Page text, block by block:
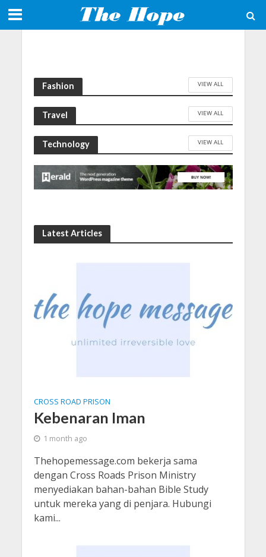
Fashion VIEW ALL
Travel VIEW ALL
Technology VIEW ALL
Latest Articles
CROSS ROAD PRISON
Kebenaran Iman
1 month ago
Thehopemessage.com bekerja sama
dengan Cross Roads Prison Ministry
menyediakan bahan-bahan Bible Study
untuk mereka yang di penjara. Hubungi
kami...